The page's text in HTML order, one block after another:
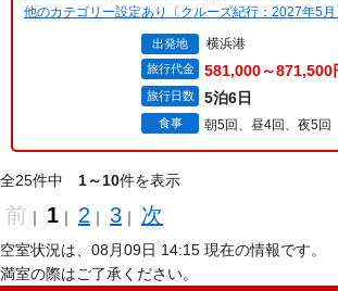
他のカテゴリー設定あり〔クルーズ紀行：2027年5月
出発地 横浜港
旅行代金 581,000～871,500
旅行日数 5泊6日
食事 朝5回、昼4回、夜5回
全25件中 1～10件を表示
前 ｜ 1 ｜ 2 ｜ 3 ｜ 次
空室状況は、08月09日 14:15 現在の情報です。
満室の際はご了承ください。